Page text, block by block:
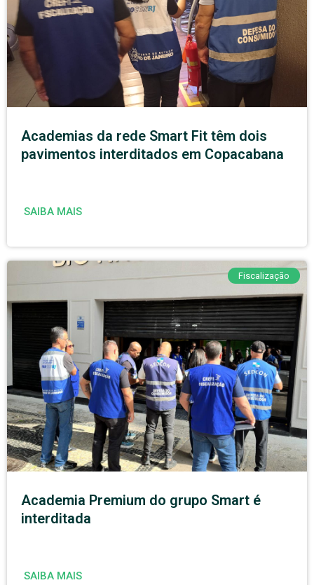
Academias da rede Smart Fit têm dois
pavimentos interditados em Copacabana
SAIBA MAIS
Fiscalização
Academia Premium do grupo Smart é
interditada
SAIBA MAIS